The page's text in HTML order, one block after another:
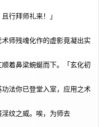
行拜师礼来！」
师残魂化作的虚影竟凝出实
着鼻梁蜿蜒而下。「玄化初
法你已登堂入室，应用之术
纹之威。唉，为师去